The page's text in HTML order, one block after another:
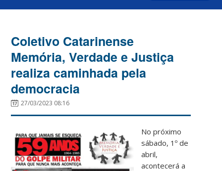
Coletivo Catarinense
Memória, Verdade e Justiça
realiza caminhada pela
democracia
27/03/2023 08:16
No próximo
sábado, 1º de
abril,
acontecerá a